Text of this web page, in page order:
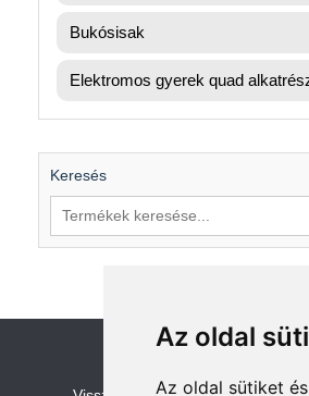
Az oldal
Az oldal sütiket
Bukósisak
Elektromos gyerek quad
Keresés